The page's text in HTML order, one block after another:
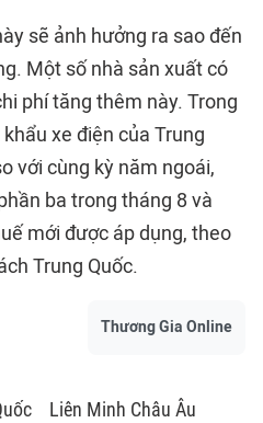
sẽ ảnh hưởng ra sao đến
Một số nhà sản xuất có
phí tăng thêm này. Trong
xe điện của Trung
với cùng kỳ năm ngoái,
ba trong tháng 8 và
mới được áp dụng, theo
Trung Quốc.
Thương Gia Online
Liên Minh Châu Âu